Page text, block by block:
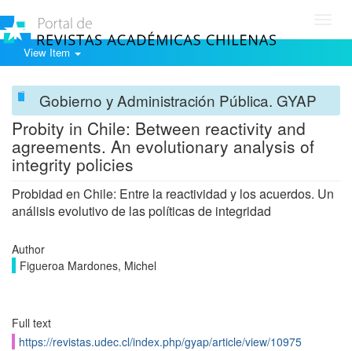
View Item
Gobierno y Administración Pública. GYAP
Probity in Chile: Between reactivity and
agreements. An evolutionary analysis of
integrity policies
Probidad en Chile: Entre la reactividad y los acuerdos. Un
análisis evolutivo de las políticas de integridad
Author
Figueroa Mardones, Michel
Full text
https://revistas.udec.cl/index.php/gyap/article/view/10975